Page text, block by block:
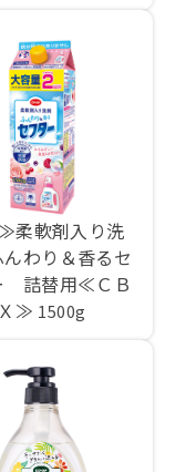
軟剤入り洗
わり＆香るセ
詰替用≪ＣＢ
Ｘ≫ 1500g